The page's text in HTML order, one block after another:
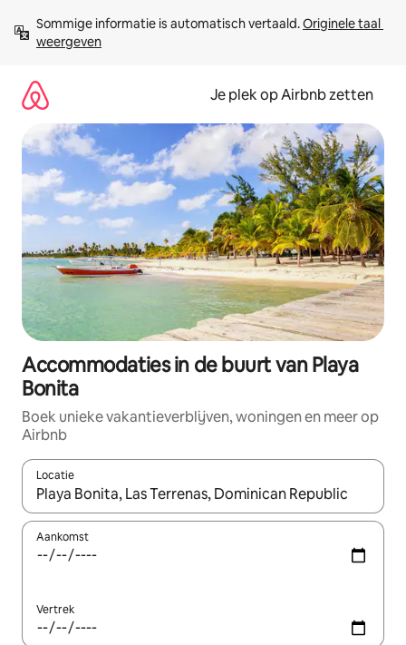
direct
naar
Sommige informatie is automatisch vertaald. Originele taal
weergeven
Je plek op Airbnb zetten
Accommodaties in de buurt van Playa
Bonita
Boek unieke vakantieverblijven, woningen en meer op
Airbnb
Locatie
Wanneer er resultaten beschikbaar zijn, maak je een keuze
Aankomst
Vertrek